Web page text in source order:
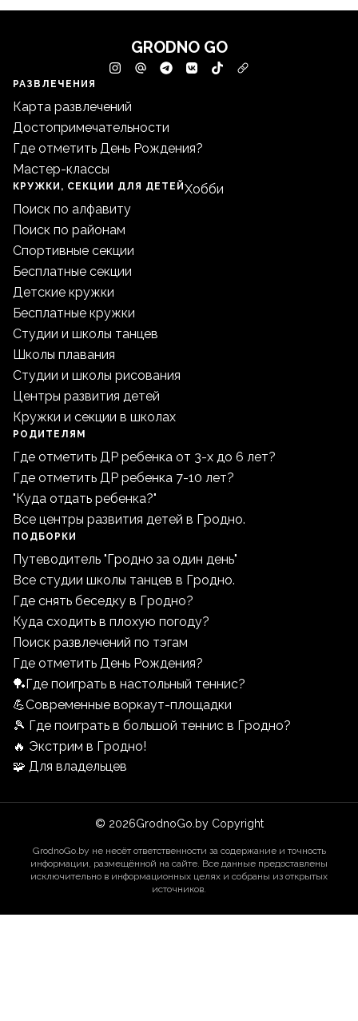
GRODNO GO
РАЗВЛЕЧЕНИЯ
Карта развлечений
Достопримечательности
Где отметить День Рождения?
Мастер-классы
КРУЖКИ, СЕКЦИИ ДЛЯ ДЕТЕЙ
Поиск по алфавиту
Поиск по районам
Спортивные секции
Бесплатные секции
Детские кружки
Бесплатные кружки
Студии и школы танцев
Школы плавания
Студии и школы рисования
Центры развития детей
Кружки и секции в школах
Хобби
РОДИТЕЛЯМ
Где отметить ДР ребенка от 3-х до 6 лет?
Где отметить ДР ребенка 7-10 лет?
"Куда отдать ребенка?"
Все центры развития детей в Гродно.
ПОДБОРКИ
Путеводитель "Гродно за один день"
Все студии школы танцев в Гродно.
Где снять беседку в Гродно?
Куда сходить в плохую погоду?
Поиск развлечений по тэгам
Где отметить День Рождения?
🏓Где поиграть в настольный теннис?
💪Современные воркаут-площадки
🎾 Где поиграть в большой теннис в Гродно?
🔥 Экстрим в Гродно!
🧩 Для владельцев
© 2026GrodnoGo.by Copyright
GrodnoGo.by не несёт ответственности за содержание и точность
информации, размещённой на сайте. Все данные предоставлены
исключительно в информационных целях и собраны из открытых
источников.